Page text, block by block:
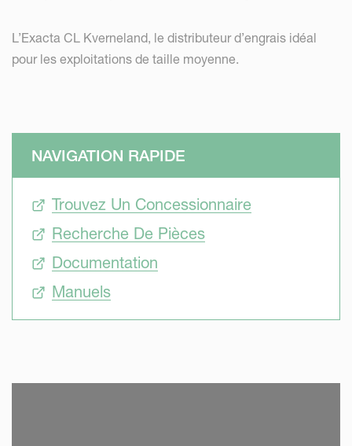
L’Exacta CL Kverneland, le distributeur d’engrais idéal
pour les exploitations de taille moyenne.
NAVIGATION RAPIDE
Trouvez Un Concessionnaire
Recherche De Pièces
Documentation
Manuels